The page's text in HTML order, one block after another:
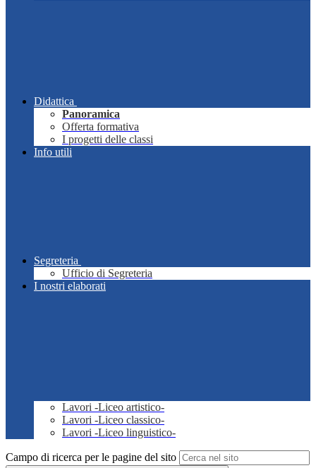
Didattica
Panoramica
Offerta formativa
I progetti delle classi
Info utili
Segreteria
Ufficio di Segreteria
I nostri elaborati
Lavori -Liceo artistico-
Lavori -Liceo classico-
Lavori -Liceo linguistico-
Campo di ricerca per le pagine del sito